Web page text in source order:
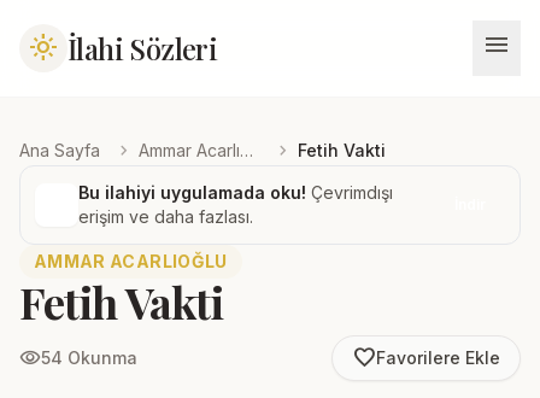
light_mode İlahi Sözleri menu
Ana Sayfa chevron_right Ammar Acarlıoğlu chevron_right Fetih Vakti
Bu ilahiyi uygulamada oku! Çevrimdışı
erişim ve daha fazlası.
AMMAR ACARLIOĞLU
Fetih Vakti
visibility54 Okunma favorite_borderFavorilere Ekle